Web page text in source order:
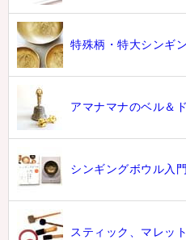
特殊柄・特大シンギ
アマナマナのベル＆
シンギングボウル入
スティック、マレッ